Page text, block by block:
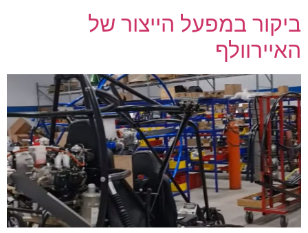
ביקור במפעל הייצור של
האיירוולף